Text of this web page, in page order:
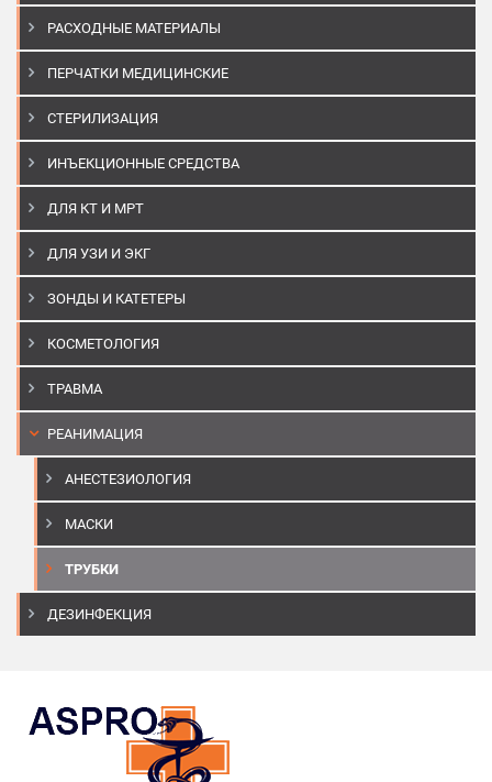
РАСХОДНЫЕ МАТЕРИАЛЫ
ПЕРЧАТКИ МЕДИЦИНСКИЕ
СТЕРИЛИЗАЦИЯ
ИНЪЕКЦИОННЫЕ СРЕДСТВА
ДЛЯ КТ И МРТ
ДЛЯ УЗИ И ЭКГ
ЗОНДЫ И КАТЕТЕРЫ
КОСМЕТОЛОГИЯ
ТРАВМА
РЕАНИМАЦИЯ
АНЕСТЕЗИОЛОГИЯ
МАСКИ
ТРУБКИ
ДЕЗИНФЕКЦИЯ